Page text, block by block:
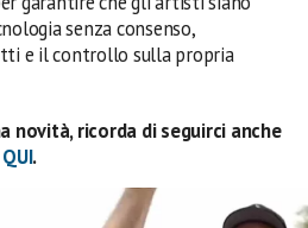
senza consenso,
e il controllo sulla propria
novità, ricorda di seguirci anche
QUI.